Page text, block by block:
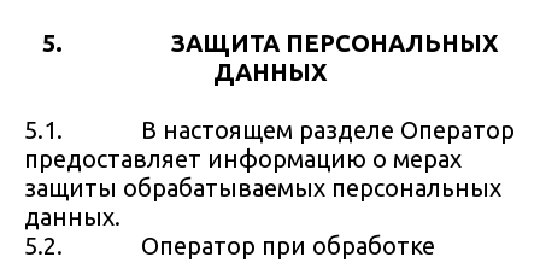
5. ЗАЩИТА ПЕРСОНАЛЬНЫХ
ДАННЫХ
5.1. В настоящем разделе Оператор
предоставляет информацию о мерах
защиты обрабатываемых персональных
данных.
5.2. Оператор при обработке